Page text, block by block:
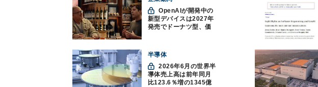
OpenAIが開発中の
新型デバイスは2027年
発売でドーナツ型、価
半導体
2026年6月の世界半
導体売上高は前年同月
比123.6％増の1345億